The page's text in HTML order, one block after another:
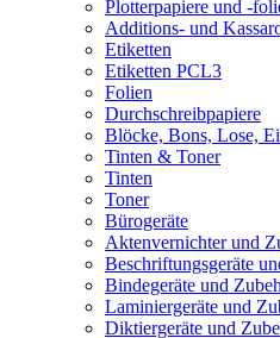
Plotterpapiere und -
Additions- und
Etiketten
Etiketten PCL3
Folien
Durchschreibpapiere
Blöcke, Bons, Lose,
Tinten & Toner
Tinten
Toner
Bürogeräte
Aktenvernichter und
Beschriftungsgeräte
Bindegeräte und
Laminiergeräte und
Diktiergeräte und